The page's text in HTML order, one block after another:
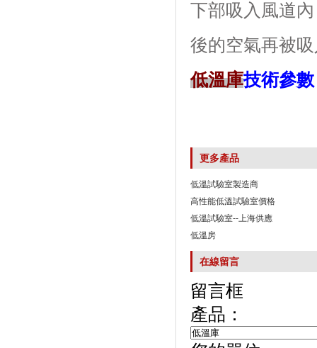
下部吸入風道內
後的空氣再被吸入
低溫庫技術參數
更多產品
低溫試驗室製造商
高性能低溫試驗室價格
低溫試驗室--上海供應
低溫房
在線留言
留言框
產品：